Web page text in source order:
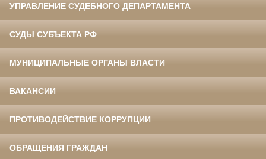
УПРАВЛЕНИЕ СУДЕБНОГО ДЕПАРТАМЕНТА
СУДЫ СУБЪЕКТА РФ
МУНИЦИПАЛЬНЫЕ ОРГАНЫ ВЛАСТИ
ВАКАНСИИ
ПРОТИВОДЕЙСТВИЕ КОРРУПЦИИ
ОБРАЩЕНИЯ ГРАЖДАН